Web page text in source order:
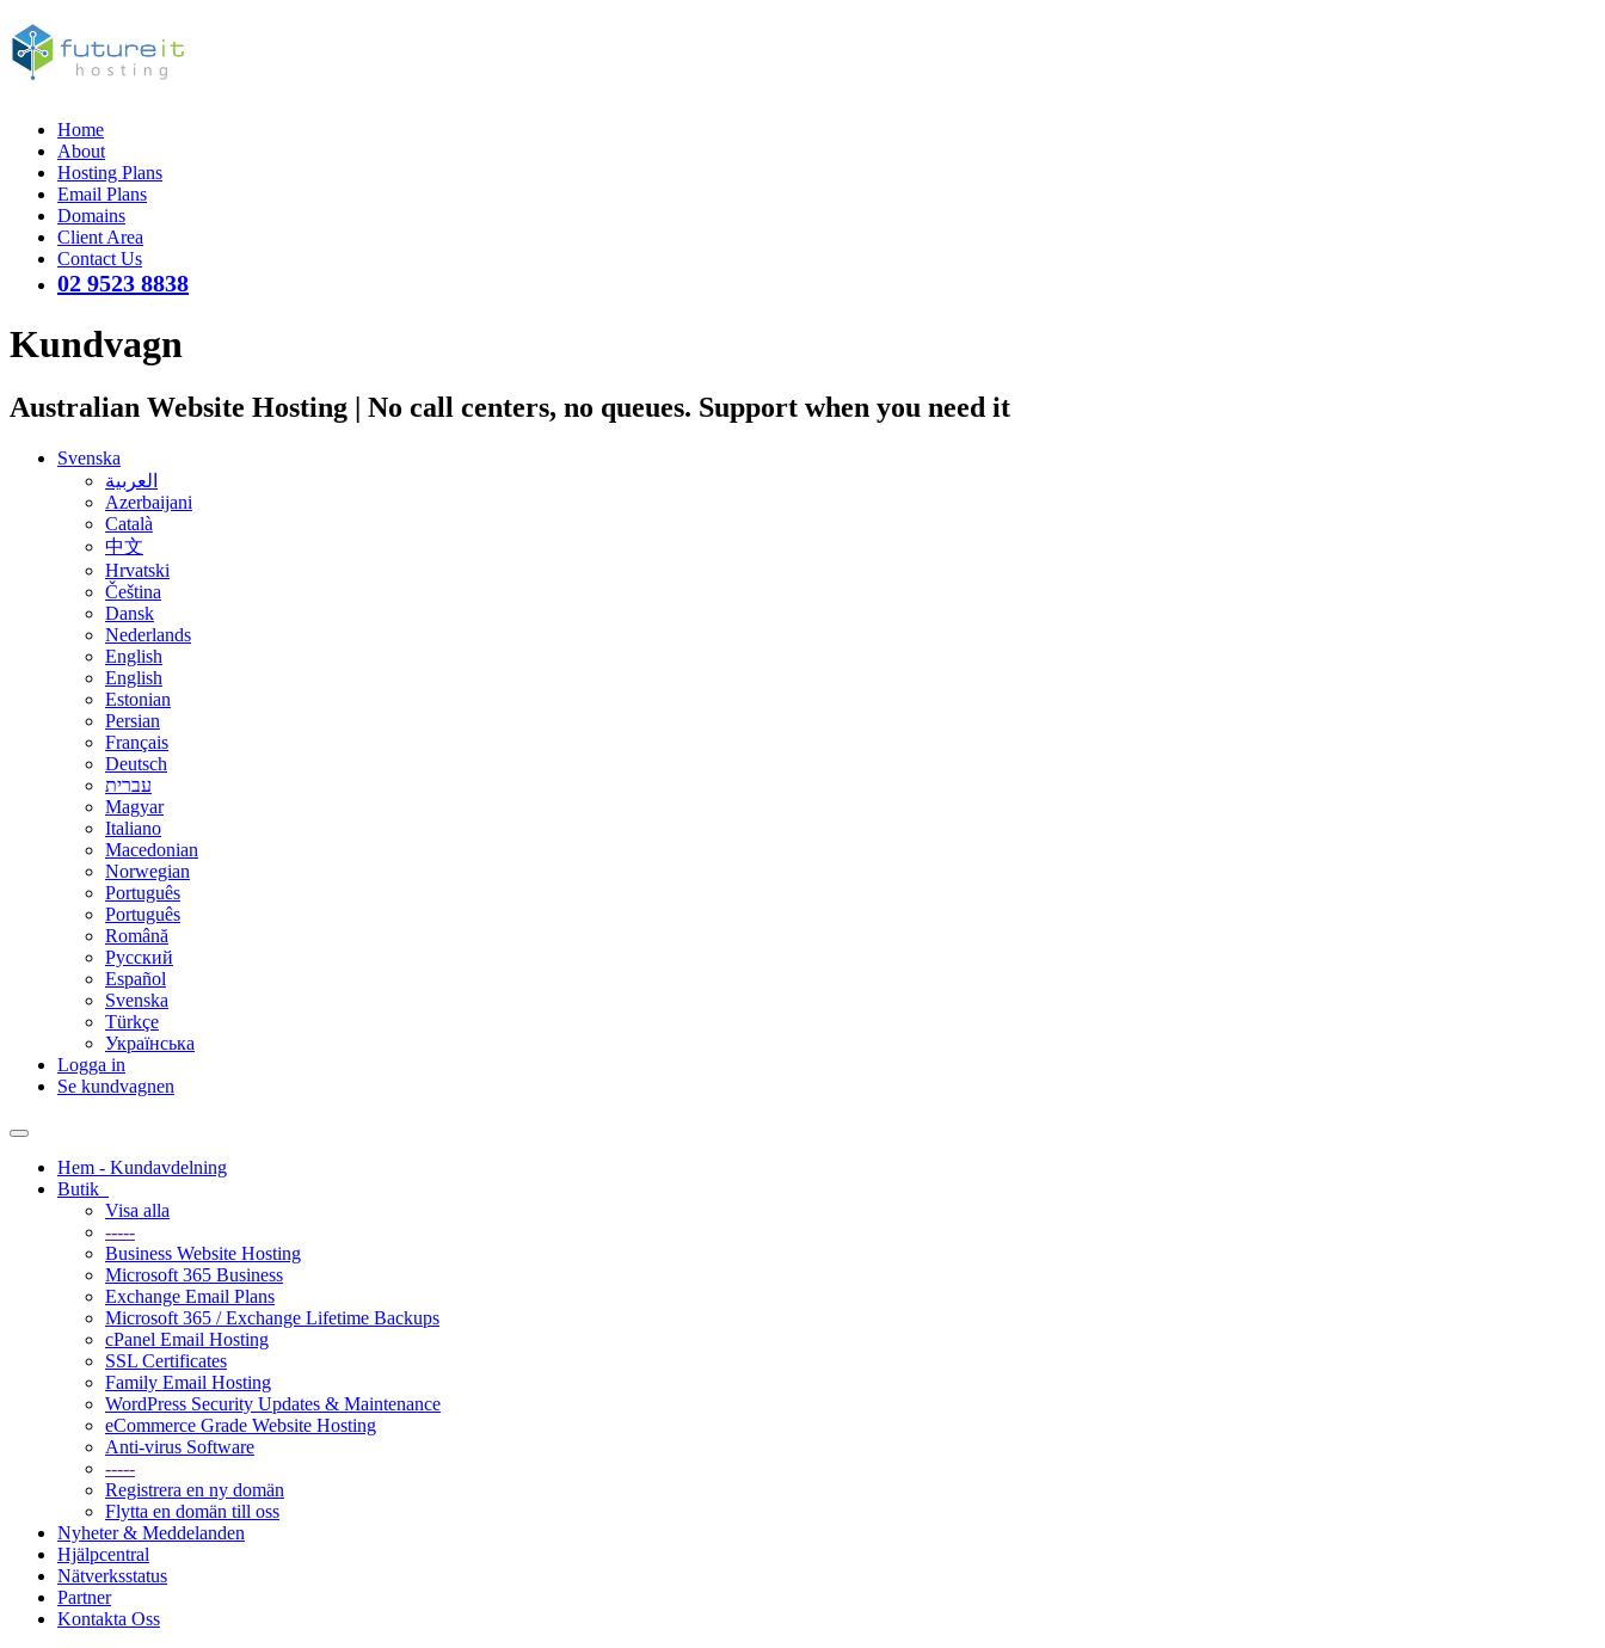
Home
About
Hosting Plans
Email Plans
Domains
Client Area
Contact Us
02 9523 8838
Kundvagn
Australian Website Hosting | No call centers, no queues. Support when you need it
Svenska
العربية
Azerbaijani
Català
中文
Hrvatski
Čeština
Dansk
Nederlands
English
English
Estonian
Persian
Français
Deutsch
עברית
Magyar
Italiano
Macedonian
Norwegian
Português
Português
Română
Русский
Español
Svenska
Türkçe
Українська
Logga in
Se kundvagnen
Växla
navigeringHem - Kundavdelning
Butik
Visa alla
-----
Business Website Hosting
Microsoft 365 Business
Exchange Email Plans
Microsoft 365 / Exchange Lifetime Backups
cPanel Email Hosting
SSL Certificates
Family Email Hosting
WordPress Security Updates & Maintenance
eCommerce Grade Website Hosting
Anti-virus Software
-----
Registrera en ny domän
Flytta en domän till oss
Nyheter & Meddelanden
Hjälpcentral
Nätverksstatus
Partner
Kontakta Oss